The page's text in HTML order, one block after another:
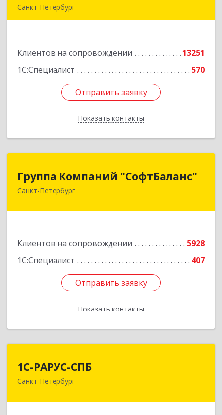
Санкт-Петербург
Клиентов на сопровождении
13251
1С:Специалист
570
Отправить заявку
Показать контакты
Отправить заявку
Назад
Группа Компаний "СофтБаланс"
Санкт-Петербург
Клиентов на сопровождении
5928
1С:Специалист
407
Отправить заявку
Показать контакты
Группа Компаний "СофтБаланс"
195112, Санкт-Петербург г, Заневский пр-кт,
Отправить заявку
Назад
1С-РАРУС-СПБ
Санкт-Петербург197022, Санкт-Петербург г, вн.тер.г.